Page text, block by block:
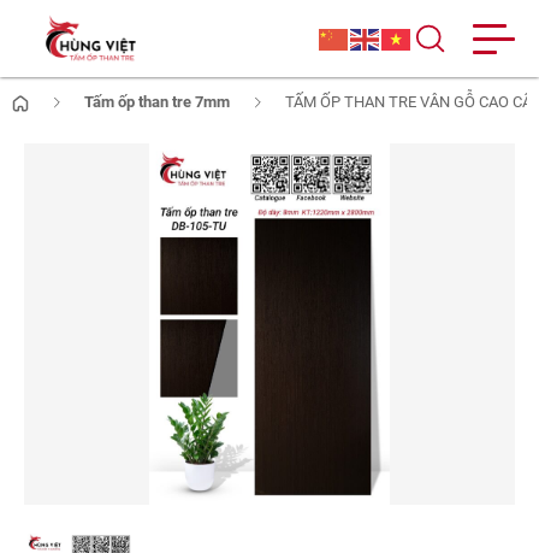
Tấm ốp than tre 7mm TẤM ỐP THAN TRE VÂN GỖ CAO